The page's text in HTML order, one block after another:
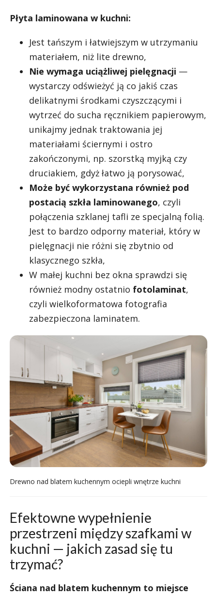
Płyta laminowana w kuchni:
Jest tańszym i łatwiejszym w utrzymaniu
materiałem, niż lite drewno,
Nie wymaga uciążliwej pielęgnacji —
wystarczy odświeżyć ją co jakiś czas
delikatnymi środkami czyszczącymi i
wytrzeć do sucha ręcznikiem papierowym,
unikajmy jednak traktowania jej
materiałami ściernymi i ostro
zakończonymi, np. szorstką myjką czy
druciakiem, gdyż łatwo ją porysować,
Może być wykorzystana również pod
postacią szkła laminowanego, czyli
połączenia szklanej tafli ze specjalną folią.
Jest to bardzo odporny materiał, który w
pielęgnacji nie różni się zbytnio od
klasycznego szkła,
W małej kuchni bez okna sprawdzi się
również modny ostatnio fotolaminat,
czyli wielkoformatowa fotografia
zabezpieczona laminatem.
Drewno nad blatem kuchennym ociepli wnętrze kuchni
Efektowne wypełnienie
przestrzeni między szafkami w
kuchni — jakich zasad się tu
trzymać?
Ściana nad blatem kuchennym to miejsce